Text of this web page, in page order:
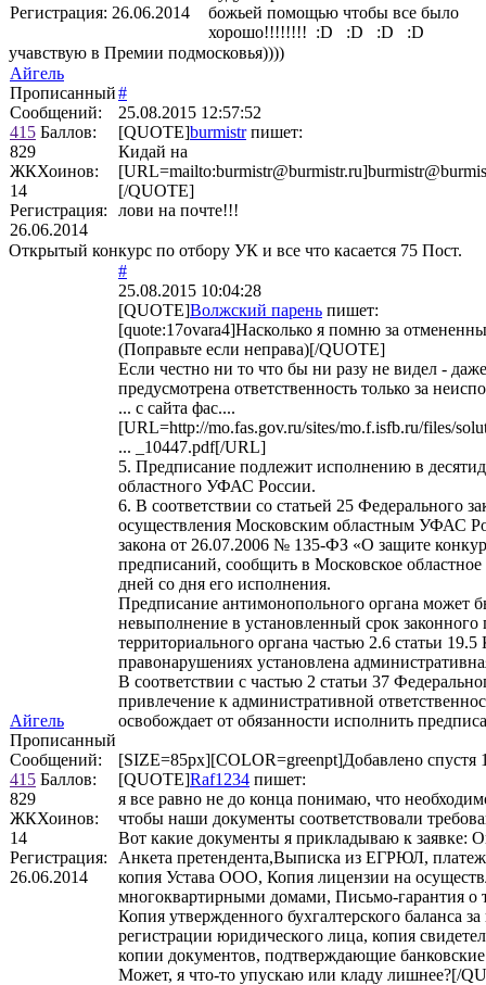
Регистрация: 26.06.2014
божьей помощью чтобы все было
хорошо!!!!!!!! :D :D :D :D
учавствую в Премии подмосковья))))
Айгель
Прописанный
Сообщений:
415 Баллов:
829
ЖКХоинов:
14
Регистрация:
26.06.2014
#
25.08.2015 12:57:52
[QUOTE]burmistrпишет:
Кидай на
[/QUOTE]
лови на почте!!!
Открытый конкурс по отбору УК и все что касается 75 Пост.
Айгель
Прописанный
Сообщений:
415 Баллов:
829
ЖКХоинов:
14
Регистрация:
26.06.2014
#
25.08.2015 10:04:28
[QUOTE]Волжский парень пишет:
[quote:17ovara4]Насколько я помню за
(Поправьте если неправа)[/QUOTE]
Если честно ни то что бы ни разу не видел -
предусмотрена ответственность только за
... с сайта фас....
[URL=http://mo.fas.gov.ru/sites/mo.f.isfb.ru/files/
... _10447.pdf[/URL]
5. Предписание подлежит исполнению в
областного УФАС России.
6. В соответствии со статьей 25 Федерального
осуществления Московским областным УФАС
закона от 26.07.2006 № 135-ФЗ «О защите
предписаний, сообщить в Московское
дней со дня его исполнения.
Предписание антимонопольного органа может
невыполнение в установленный срок
территориального органа частью 2.6 статьи
правонарушениях установлена
В соответствии с частью 2 статьи 37
привлечение к административной
освобождает от обязанности исполнить
[SIZE=85px][COLOR=greenpt]Добавлено спустя
[QUOTE]Raf1234 пишет:
я все равно не до конца понимаю, что
чтобы наши документы соответствовали
Вот какие документы я прикладываю к заявке:
Анкета претендента,Выписка из ЕГРЮЛ,
копия Устава ООО, Копия лицензии на
многоквартирными домами, Письмо-гарантия о
Копия утвержденного бухгалтерского баланса
регистрации юридического лица, копия
копии документов, подтверждающие
Может, я что-то упускаю или кладу лишнее?[/